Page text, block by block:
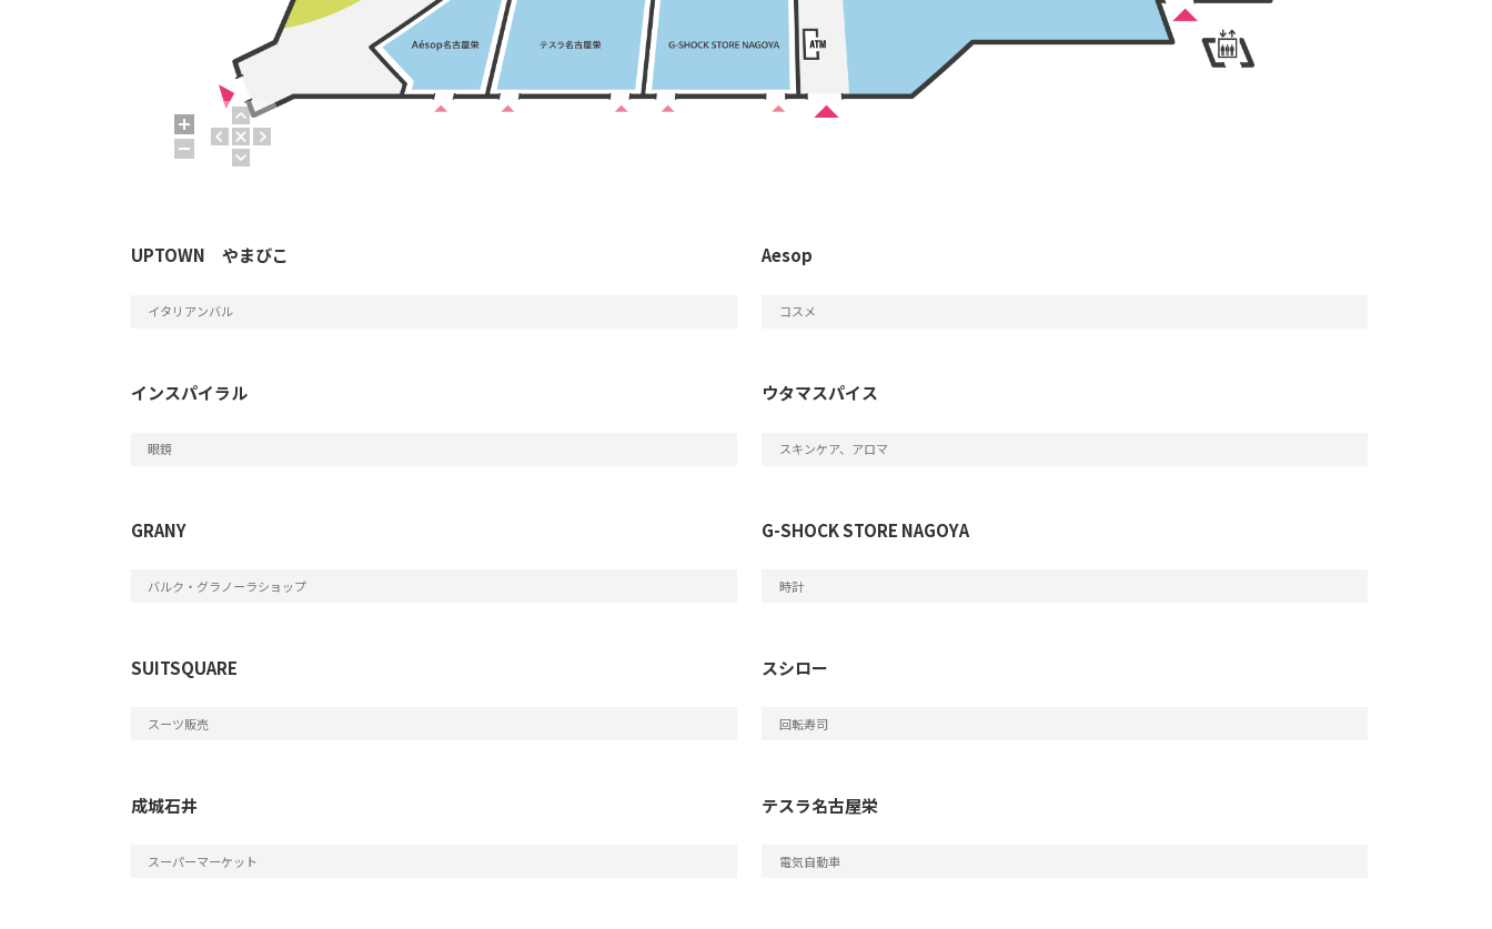
UPTOWN やまびこ
イタリアンバル
Aesop
コスメ
インスパイラル
眼鏡
ウタマスパイス
スキンケア、アロマ
GRANY
バルク・グラノーラショップ
G-SHOCK STORE NAGOYA
時計
SUITSQUARE
スーツ販売
スシロー
回転寿司
成城石井
スーパーマーケット
テスラ名古屋栄
電気自動車